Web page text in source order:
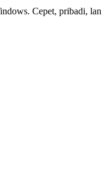
Cepet, pribadi, lan